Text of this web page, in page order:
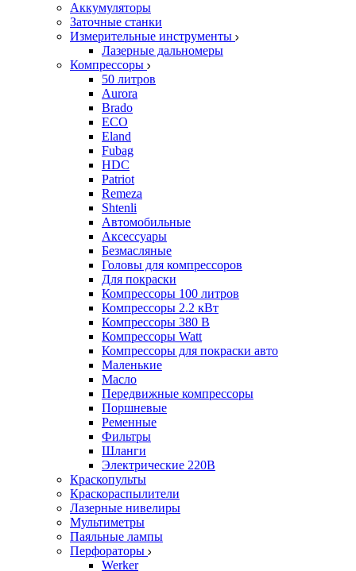
Аккумуляторы
Заточные станки
Измерительные инструменты
Лазерные дальномеры
Компрессоры
50 литров
Aurora
Brado
ECO
Eland
Fubag
HDC
Patriot
Remeza
Shtenli
Автомобильные
Аксессуары
Безмасляные
Головы для компрессоров
Для покраски
Компрессоры 100 литров
Компрессоры 2.2 кВт
Компрессоры 380 В
Компрессоры Watt
Компрессоры для покраски авто
Маленькие
Масло
Передвижные компрессоры
Поршневые
Ременные
Фильтры
Шланги
Электрические 220В
Краскопульты
Краскораспылители
Лазерные нивелиры
Мультиметры
Паяльные лампы
Перфораторы
Werker